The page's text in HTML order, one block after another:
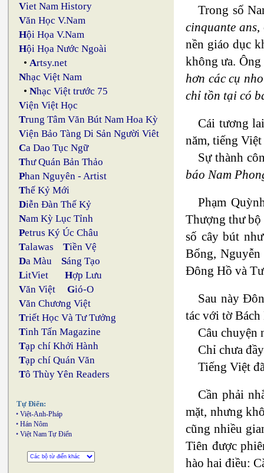
Viet Nam History
Văn Học V.Nam
Hội Họa V.Nam
Hội Họa Nước Ngoài
•Artsy.net
Nhạc Việt Nam
•Nhạc Việt trước 75
Viện Việt Học
Trung Tâm Văn Bút Nam Hoa Kỳ
Viện Bảo Tàng Di Sản Người Viêt
Ca Dao Tục Ngữ
Thư Quán Bản Thảo
Phan Nguyên - Artist
Thế Kỷ Mới
Diễn Đàn Thế Kỷ
Nam Kỳ Lục Tỉnh
Petrus Ký Úc Châu
Talawas Tiền Vệ
Da Màu Sáng Tạo
LitViet Hợp Lưu
Văn Việt Gió-O
Văn Chương Việt
Triết Học Và Tư Tưởng
Tinh Tấn Magazine
Tạp chí Khởi Hành
Tạp chí Quán Văn
Tô Thùy Yên Readers
Tự Điển:
• Việt-Anh-Pháp
• Hán Nôm
• Việt Nam Tự Điển
Trong số
cinquante ans,
nền giáo dục
không ưa.
hơn các cụ
chỉ tồn tại có
Cái tương
năm, tiếng
Sự thành
báo Nam
Phạm
Thượng thư bộ
số cây bút
Bổng,
Đông Hồ và
Sau này
tác với tờ Bách
Câu chuyện
Chỉ chưa
Tiếng Việt
Cần phải
mặt, nhưng
cũng nhiều
Tiên được
hào hai điều: